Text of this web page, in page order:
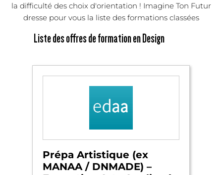
la difficulté des choix d'orientation ! Imagine Ton Futur
dresse pour vous la liste des formations classées
Liste des offres de formation en Design
Prépa Artistique (ex
MANAA / DNMADE) –